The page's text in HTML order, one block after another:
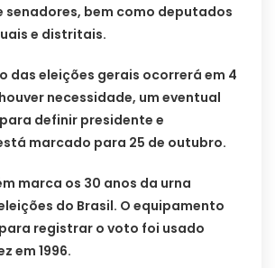
senadores, bem como deputados
e distritais.
das eleições gerais ocorrerá em 4
necessidade, um eventual
definir presidente e
marcado para 25 de outubro.
marca os 30 anos da urna
do Brasil. O equipamento
registrar o voto foi usado
em 1996.